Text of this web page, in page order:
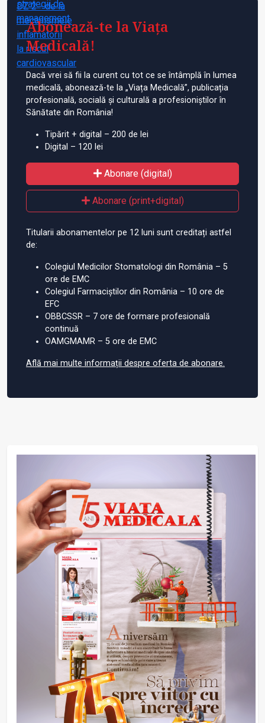
Abonează-te la Viața
Medicală!
Dacă vrei să fii la curent cu tot ce se întâmplă în lumea
medicală, abonează-te la „Viața Medicală”, publicația
profesională, socială și culturală a profesioniștilor în
Sănătate din România!
Tipărit + digital – 200 de lei
Digital – 120 lei
Abonare (digital)
Abonare (print+digital)
Titularii abonamentelor pe 12 luni sunt creditați astfel
de:
Colegiul Medicilor Stomatologi din România – 5
ore de EMC
Colegiul Farmaciștilor din România – 10 ore de
EFC
OBBCSSR – 7 ore de formare profesională
continuă
OAMGMAMR – 5 ore de EMC
Află mai multe informații despre oferta de abonare.